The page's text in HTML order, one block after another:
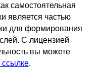
самостоятельная
является частью
для формирования
С лицензией
вы можете
ссылке.